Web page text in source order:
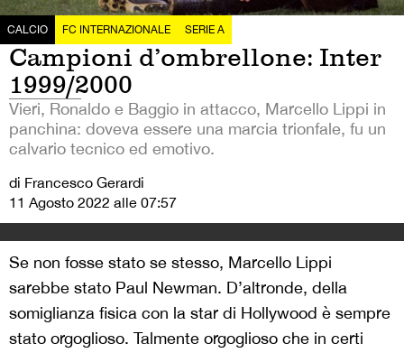
CALCIO FC INTERNAZIONALE SERIE A
Campioni d’ombrellone: Inter
1999/2000
Vieri, Ronaldo e Baggio in attacco, Marcello Lippi in
panchina: doveva essere una marcia trionfale, fu un
calvario tecnico ed emotivo.
di Francesco Gerardi
11 Agosto 2022 alle 07:57
Se non fosse stato se stesso, Marcello Lippi
sarebbe stato Paul Newman. D’altronde, della
somiglianza fisica con la star di Hollywood è sempre
stato orgoglioso. Talmente orgoglioso che in certi